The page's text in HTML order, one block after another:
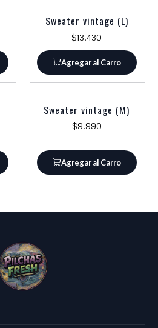
|
Sweater vintage (L)
$13.430
Agregar al Carro
|
Sweater vintage (M)
$9.990
Agregar al Carro